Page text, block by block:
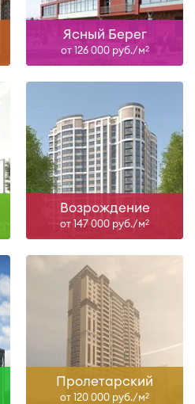
Ясный Берег
от 126 000 руб./м2
Возрождение
от 147 000 руб./м2
Пролетарский
от 120 000 руб./м2